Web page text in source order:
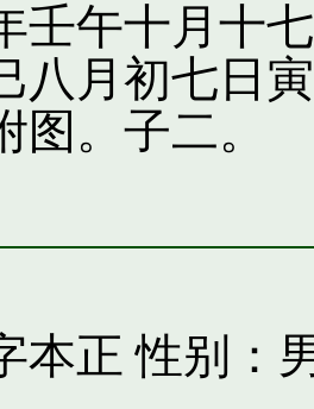
壬午十月十
八月初七日
图。子二。
本正 性别：